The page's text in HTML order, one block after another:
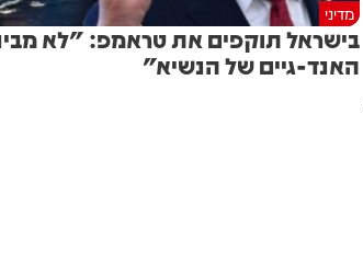
מדיני
בישראל תוקפים את טראמפ: "לא
האנד-גיים של הנשיא"